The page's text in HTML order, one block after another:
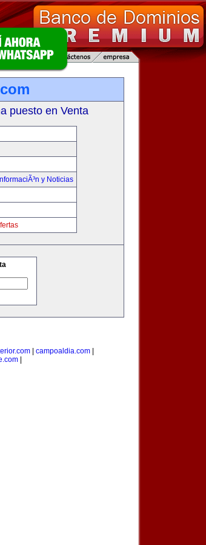
puesto en Venta
InformaciÃ³n y Noticias
campoaldia.com
|